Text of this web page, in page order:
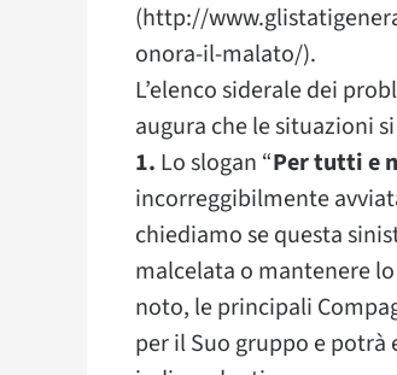
(http://
onora-il-malato/).
L’elenco siderale dei
augura che le situazioni
1. Lo slogan “Per tutti e
incorreggibilmente
chiediamo se questa
malcelata o mantenere
noto, le principali
per il Suo gruppo e